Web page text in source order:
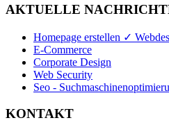
AKTUELLE
Homepage erstellen ✓
E-Commerce
Corporate Design
Web Security
Seo -
KONTAKT